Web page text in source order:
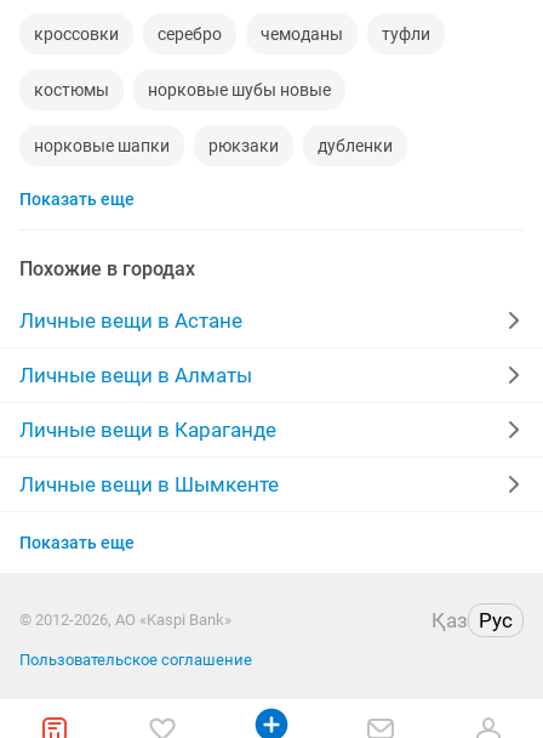
кроссовки серебро чемоданы туфли
костюмы норковые шубы новые
норковые шапки рюкзаки дубленки
инвалидные коляски
памперсы взрослые сумка
часы мужские футболки
сумки женские мужские костюмы
пальто мужское
Показать еще
Похожие в городах
Личные вещи в Астане
Личные вещи в Алматы
Личные вещи в Караганде
Личные вещи в Шымкенте
Личные вещи в Усть-Каменогорске
Показать еще
© 2012-2026, АО «Kaspi Bank» Қаз Рус
Пользовательское соглашение